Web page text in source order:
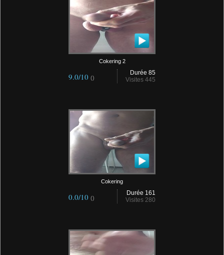
Cokering 2
Durée 85
Visites 445
9.0/10 ()
Cokering
Durée 161
Visites 280
0.0/10 ()